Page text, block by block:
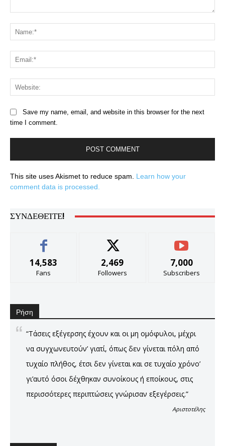
Save my name, email, and website in this browser for the next
time I comment.
This site uses Akismet to reduce spam. Learn how your
comment data is processed.
ΣΥΝΔΕΘΕΊΤΕ!
14,583
Fans
2,469
Followers
7,000
Subscribers
Ρήση
“Τάσεις εξέγερσης έχουν και οι μη ομόφυλοι, μέχρι
να συγχωνευτούν’ γιατί, όπως δεν γίνεται πόλη από
τυχαίο πλήθος, έτσι δεν γίνεται και σε τυχαίο χρόνο’
γι’αυτό όσοι δέχθηκαν συνοίκους ή εποίκους, στις
περισσότερες περιπτώσεις γνώρισαν εξεγέρσεις.”
Αριστοτέλης